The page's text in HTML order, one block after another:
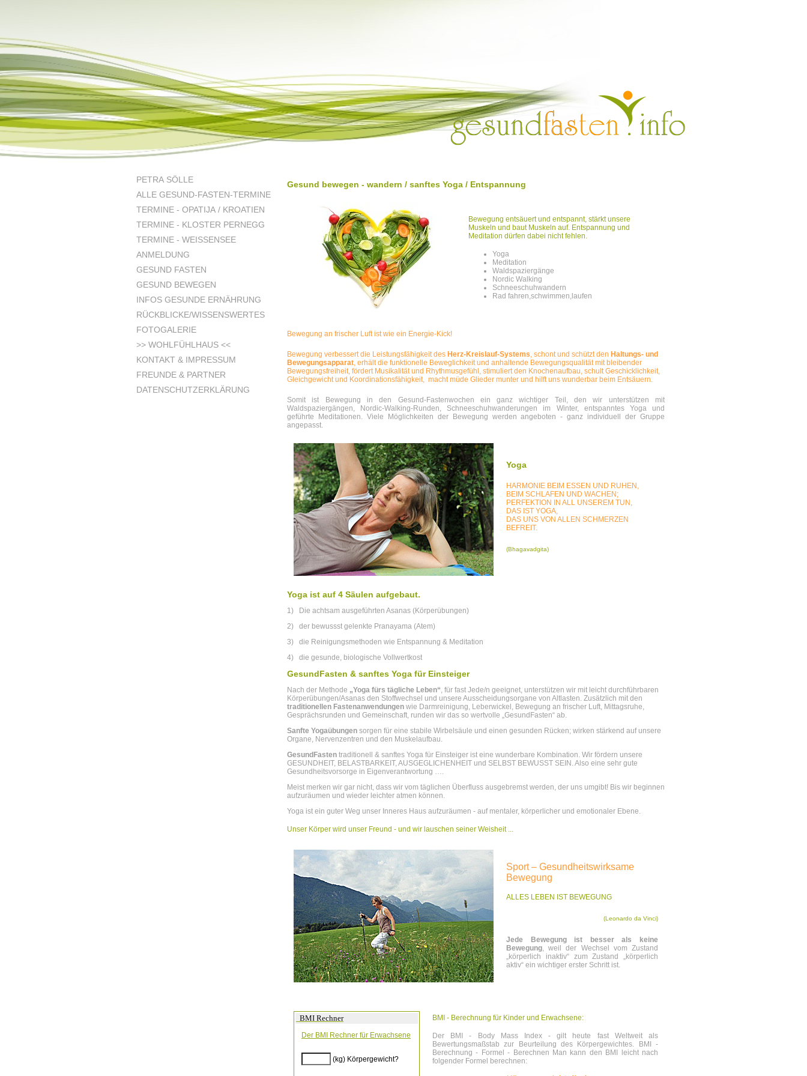
PETRA SÖLLE
ALLE GESUND-FASTEN-TERMINE
TERMINE - OPATIJA / KROATIEN
TERMINE - KLOSTER PERNEGG
TERMINE - WEISSENSEE
ANMELDUNG
GESUND FASTEN
GESUND BEWEGEN
INFOS GESUNDE ERNÄHRUNG
RÜCKBLICKE/WISSENSWERTES
FOTOGALERIE
>> WOHLFÜHLHAUS <<
KONTAKT & IMPRESSUM
FREUNDE & PARTNER
DATENSCHUTZERKLÄRUNG
Gesund bewegen - wandern / sanftes Yoga / Entspannung
Bewegung entsäuert und entspannt, stärkt unsere
Muskeln und baut Muskeln auf. Entspannung und
Meditation dürfen dabei nicht fehlen.
Yoga
Meditation
Waldspaziergänge
Nordic Walking
Schneeschuhwandern
Rad fahren,schwimmen,laufen
Bewegung an frischer Luft ist wie ein Energie-Kick!
Bewegung verbessert die Leistungsfähigkeit des Herz-Kreislauf-Systems, schont und schützt den Haltungs- und
Bewegungsapparat, erhält die funktionelle Beweglichkeit und anhaltende Bewegungsqualität mit bleibender
Bewegungsfreiheit, fördert Musikalität und Rhythmusgefühl, stimuliert den Knochenaufbau, schult Geschicklichkeit,
Gleichgewicht und Koordinationsfähigkeit, macht müde Glieder munter und hilft uns wunderbar beim Entsäuern.
Somit ist Bewegung in den Gesund-Fastenwochen ein ganz wichtiger Teil, den wir unterstützen mit
Waldspaziergängen, Nordic-Walking-Runden, Schneeschuhwanderungen im Winter, entspanntes Yoga und
geführte Meditationen. Viele Möglichkeiten der Bewegung werden angeboten - ganz individuell der Gruppe
angepasst.
Yoga
HARMONIE BEIM ESSEN UND RUHEN,
BEIM SCHLAFEN UND WACHEN;
PERFEKTION IN ALL UNSEREM TUN,
DAS IST YOGA,
DAS UNS VON ALLEN SCHMERZEN
BEFREIT.
(Bhagavadgita)
Yoga ist auf 4 Säulen aufgebaut.
1) Die achtsam ausgeführten Asanas (Körperübungen)
2) der bewussst gelenkte Pranayama (Atem)
3) die Reinigungsmethoden wie Entspannung & Meditation
4) die gesunde, biologische Vollwertkost
GesundFasten & sanftes Yoga für Einsteiger
Nach der Methode „Yoga fürs tägliche Leben“, für fast Jede/n geeignet, unterstützen wir mit leicht durchführbaren
Körperübungen/Asanas den Stoffwechsel und unsere Ausscheidungsorgane von Altlasten. Zusätzlich mit den
traditionellen Fastenanwendungen wie Darmreinigung, Leberwickel, Bewegung an frischer Luft, Mittagsruhe,
Gesprächsrunden und Gemeinschaft, runden wir das so wertvolle „GesundFasten“ ab.
Sanfte Yogaübungen sorgen für eine stabile Wirbelsäule und einen gesunden Rücken; wirken stärkend auf unsere
Organe, Nervenzentren und den Muskelaufbau.
GesundFasten traditionell & sanftes Yoga für Einsteiger ist eine wunderbare Kombination. Wir fördern unsere
GESUNDHEIT, BELASTBARKEIT, AUSGEGLICHENHEIT und SELBST BEWUSST SEIN. Also eine sehr gute
Gesundheitsvorsorge in Eigenverantwortung ….
Meist merken wir gar nicht, dass wir vom täglichen Überfluss ausgebremst werden, der uns umgibt! Bis wir beginnen
aufzuräumen und wieder leichter atmen können.
Yoga ist ein guter Weg unser Inneres Haus aufzuräumen - auf mentaler, körperlicher und emotionaler Ebene.
Unser Körper wird unser Freund - und wir lauschen seiner Weisheit ...
Sport – Gesundheitswirksame
Bewegung
ALLES LEBEN IST BEWEGUNG
(Leonardo da Vinci)
Jede Bewegung ist besser als keine
Bewegung, weil der Wechsel vom Zustand
„körperlich inaktiv“ zum Zustand „körperlich
aktiv“ ein wichtiger erster Schritt ist.
BMI Rechner
Der BMI Rechner für Erwachsene
(kg) Körpergewicht?
BMI - Berechnung für Kinder und Erwachsene:
Der BMI - Body Mass Index - gilt heute fast Weltweit als
Bewertungsmaßstab zur Beurteilung des Körpergewichtes. BMI -
Berechnung - Formel - Berechnen Man kann den BMI leicht nach
folgender Formel berechnen: